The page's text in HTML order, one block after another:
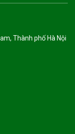
Thành phố Hà Nội